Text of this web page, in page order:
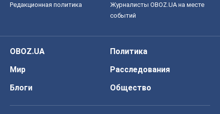
Редакционная политика
Журналисты OBOZ.UA на месте
событий
OBOZ.UA
Политика
Мир
Расследования
Блоги
Общество